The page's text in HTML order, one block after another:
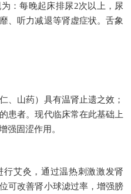
：每晚起床排尿2次以上，尿
、听力减退等肾虚症状。舌象
、山药）具有温肾止遗之效；
患者。现代临床常在此基础上
强固涩作用。
艾灸，通过温热刺激激发肾
可改善肾小球滤过率，增强膀